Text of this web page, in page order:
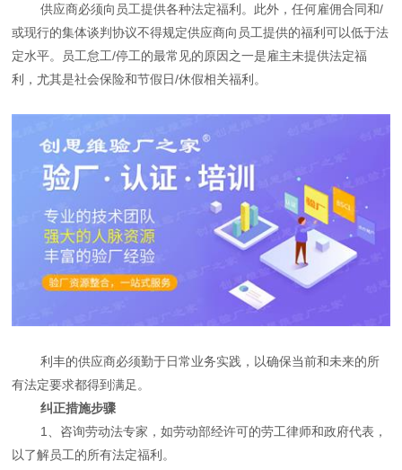
供应商必须向员工提供各种法定福利。此外，任何雇佣合同和/
或现行的集体谈判协议不得规定供应商向员工提供的福利可以低于法
定水平。员工怠工/停工的最常见的原因之一是雇主未提供法定福
利，尤其是社会保险和节假日/休假相关福利。
利丰的供应商必须勤于日常业务实践，以确保当前和未来的所
有法定要求都得到满足。
纠正措施步骤
1、咨询劳动法专家，如劳动部经许可的劳工律师和政府代表，
以了解员工的所有法定福利。